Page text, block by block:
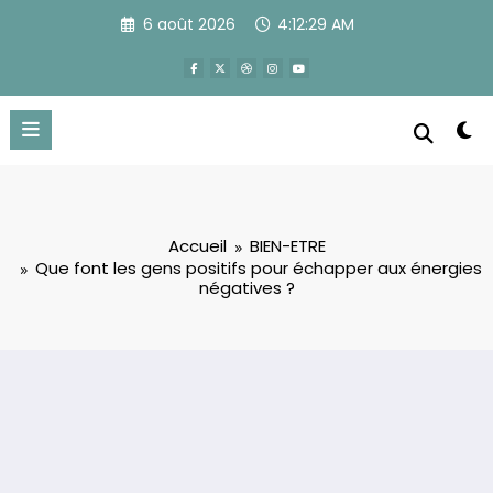
6 août 2026 4:12:30 AM
Accueil
BIEN-ETRE
Que font les gens positifs pour échapper aux énergies
négatives ?